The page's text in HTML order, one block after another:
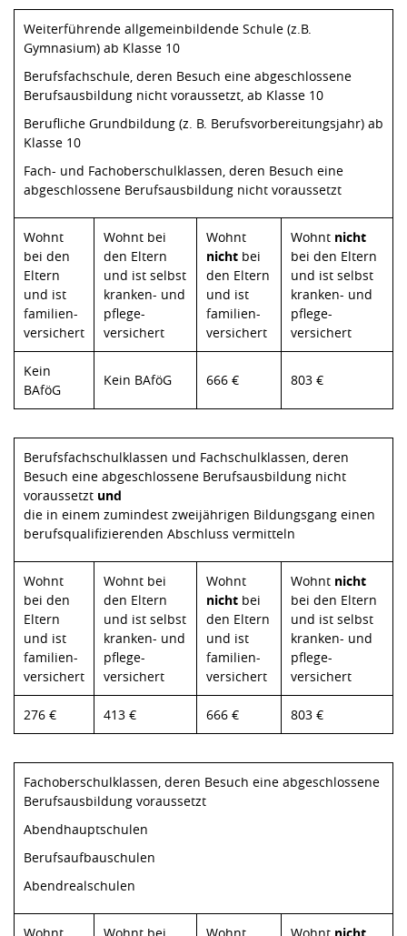
Weiterführende allgemeinbildende Schule (z.B.
Gymnasium) ab Klasse 10
Berufsfachschule, deren Besuch eine abgeschlossene
Berufsausbildung nicht voraussetzt, ab Klasse 10
Berufliche Grundbildung (z. B. Berufsvorbereitungsjahr) ab
Klasse 10
Fach- und Fachoberschulklassen, deren Besuch eine
abgeschlossene Berufsausbildung nicht voraussetzt
Wohnt
bei den
Eltern
und ist
familien-
versichert
Wohnt bei
den Eltern
und ist selbst
kranken- und
pflege-
versichert
Wohnt
nicht bei
den Eltern
und ist
familien-
versichert
Wohnt nicht
bei den Eltern
und ist selbst
kranken- und
pflege-
versichert
Kein
BAföG
Kein BAföG 666 € 803 €
Berufsfachschulklassen und Fachschulklassen, deren
Besuch eine abgeschlossene Berufsausbildung nicht
voraussetzt und
die in einem zumindest zweijährigen Bildungsgang einen
berufsqualifizierenden Abschluss vermitteln
Wohnt
bei den
Eltern
und ist
familien-
versichert
Wohnt bei
den Eltern
und ist selbst
kranken- und
pflege-
versichert
Wohnt
nicht bei
den Eltern
und ist
familien-
versichert
Wohnt nicht
bei den Eltern
und ist selbst
kranken- und
pflege-
versichert
276 € 413 € 666 € 803 €
Fachoberschulklassen, deren Besuch eine abgeschlossene
Berufsausbildung voraussetzt
Abendhauptschulen
Berufsaufbauschulen
Abendrealschulen
Wohnt Wohnt bei Wohnt Wohnt nicht